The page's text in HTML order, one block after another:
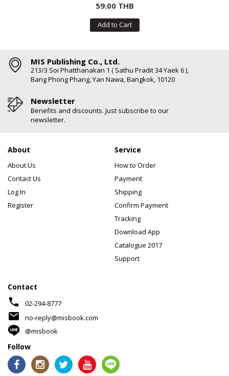
59.00 THB
Add to Cart
MIS Publishing Co., Ltd.
213/3 Soi Phatthanakan 1 ( Sathu Pradit 34 Yaek 6 ),
Bang Phong Phang, Yan Nawa, Bangkok, 10120
Newsletter
Benefits and discounts. Just subscribe to our
newsletter.
About
About Us
Contact Us
Log In
Register
Service
How to Order
Payment
Shipping
Confirm Payment
Tracking
Download App
Catalogue 2017
Support
Contact
phone 02-294-8777
mail
no-reply@misbook.com
@misbook
Follow